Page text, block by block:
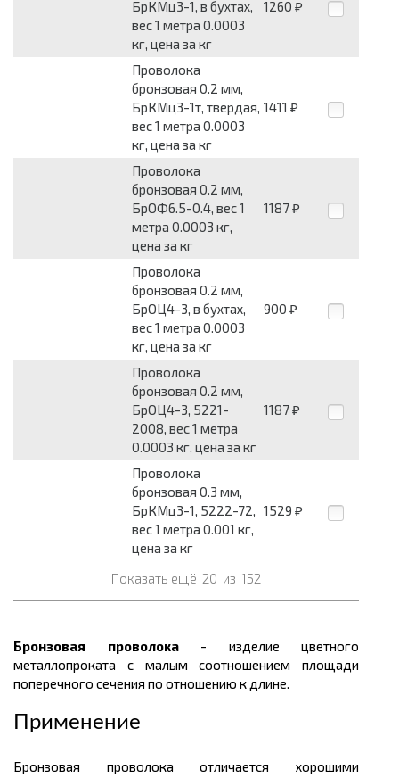
БрКМц3-1, в бухтах,
вес 1 метра 0.0003
кг, цена за кг
1260 ₽
Проволока
бронзовая 0.2 мм,
БрКМц3-1т, твердая,
вес 1 метра 0.0003
кг, цена за кг
1411 ₽
Проволока
бронзовая 0.2 мм,
БрОФ6.5-0.4, вес 1
метра 0.0003 кг,
цена за кг
1187 ₽
Проволока
бронзовая 0.2 мм,
БрОЦ4-3, в бухтах,
вес 1 метра 0.0003
кг, цена за кг
900 ₽
Проволока
бронзовая 0.2 мм,
БрОЦ4-3, 5221-
2008, вес 1 метра
0.0003 кг, цена за кг
1187 ₽
Проволока
бронзовая 0.3 мм,
БрКМц3-1, 5222-72,
вес 1 метра 0.001 кг,
цена за кг
1529 ₽
Показать ещё 20 из 152
Бронзовая проволока- изделие цветного
металлопроката с малым соотношением площади
поперечного сечения по отношению к длине.
Применение
Бронзовая проволока отличается хорошими